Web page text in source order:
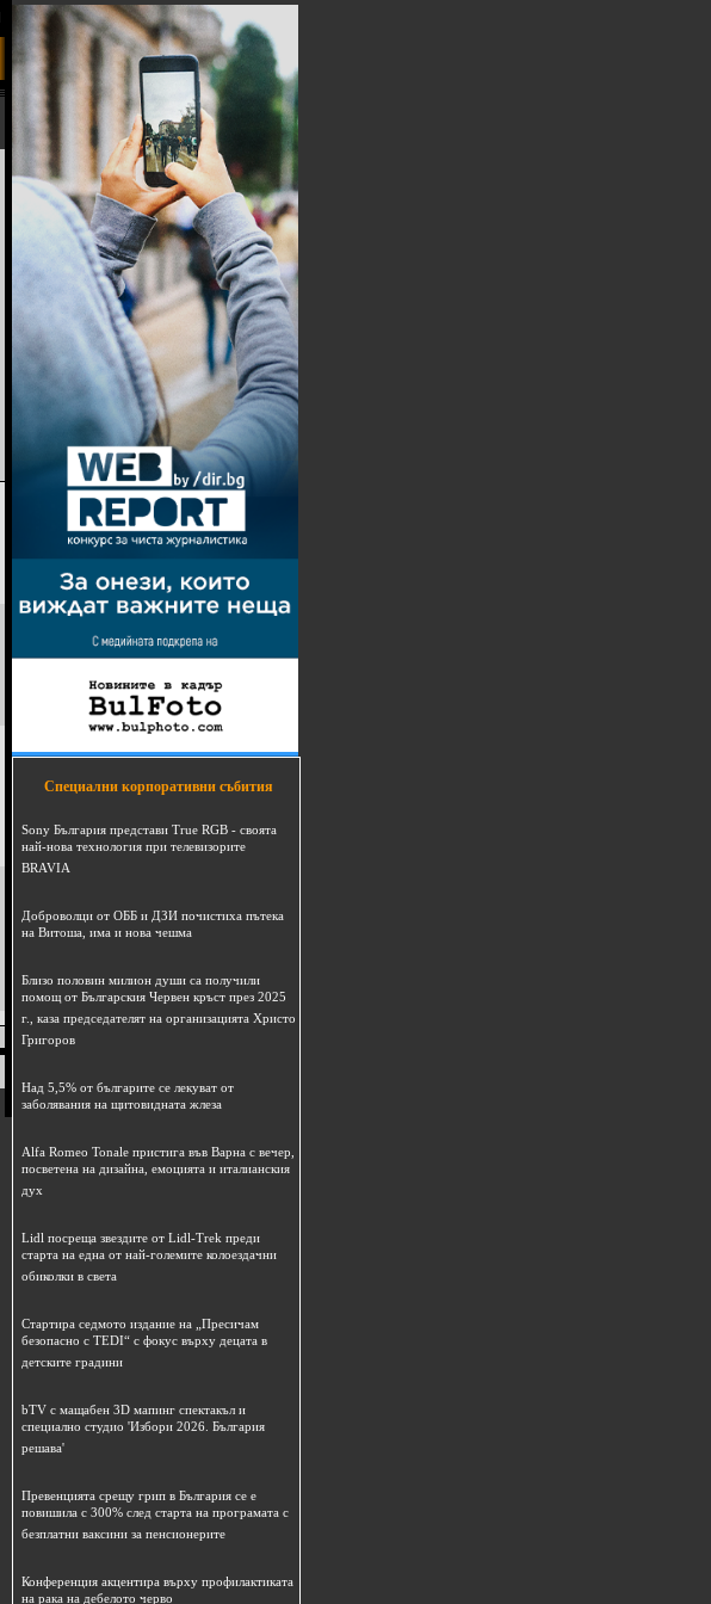
Специални корпоративни събития
Sony България представи True RGB - своята
най-нова технология при телевизорите
BRAVIA
Доброволци от ОББ и ДЗИ почистиха пътека
на Витоша, има и нова чешма
Близо половин милион души са получили
помощ от Българския Червен кръст през 2025
г., каза председателят на организацията Христо
Григоров
Над 5,5% от българите се лекуват от
заболявания на щитовидната жлеза
Alfa Romeo Tonale пристига във Варна с вечер,
посветена на дизайна, емоцията и италианския
дух
Lidl посреща звездите от Lidl-Trek преди
старта на една от най-големите колоездачни
обиколки в света
Стартира седмото издание на „Пресичам
безопасно с TEDI“ с фокус върху децата в
детските градини
bTV с мащабен 3D мапинг спектакъл и
специално студио 'Избори 2026. България
решава'
Превенцията срещу грип в България се е
повишила с 300% след старта на програмата с
безплатни ваксини за пенсионерите
Конференция акцентира върху профилактиката